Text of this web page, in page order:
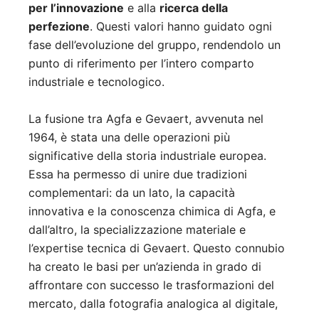
per l’innovazione e alla ricerca della
perfezione. Questi valori hanno guidato ogni
fase dell’evoluzione del gruppo, rendendolo un
punto di riferimento per l’intero comparto
industriale e tecnologico.
La fusione tra Agfa e Gevaert, avvenuta nel
1964, è stata una delle operazioni più
significative della storia industriale europea.
Essa ha permesso di unire due tradizioni
complementari: da un lato, la capacità
innovativa e la conoscenza chimica di Agfa, e
dall’altro, la specializzazione materiale e
l’expertise tecnica di Gevaert. Questo connubio
ha creato le basi per un’azienda in grado di
affrontare con successo le trasformazioni del
mercato, dalla fotografia analogica al digitale,